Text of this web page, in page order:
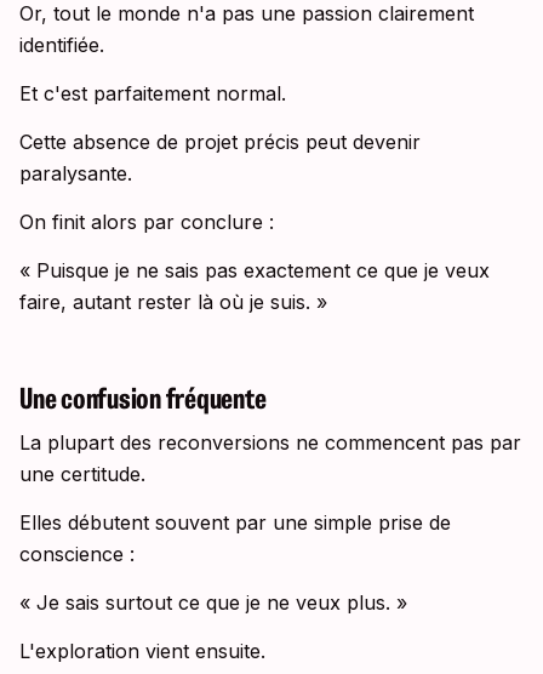
Or, tout le monde n'a pas une passion clairement
identifiée.
Et c'est parfaitement normal.
Cette absence de projet précis peut devenir
paralysante.
On finit alors par conclure :
« Puisque je ne sais pas exactement ce que je veux
faire, autant rester là où je suis. »
Une confusion fréquente
La plupart des reconversions ne commencent pas par
une certitude.
Elles débutent souvent par une simple prise de
conscience :
« Je sais surtout ce que je ne veux plus. »
L'exploration vient ensuite.